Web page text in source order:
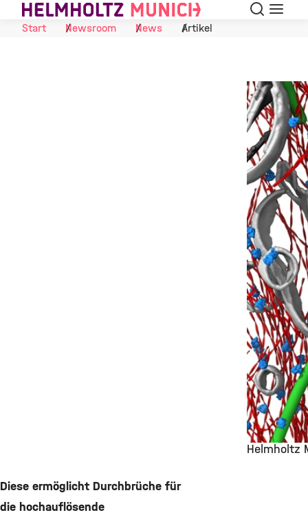
Skip to Content Suche
Start
Newsroom News Artikel
Helmholtz
Diese ermöglicht Durchbrüche für
die hochauflösende